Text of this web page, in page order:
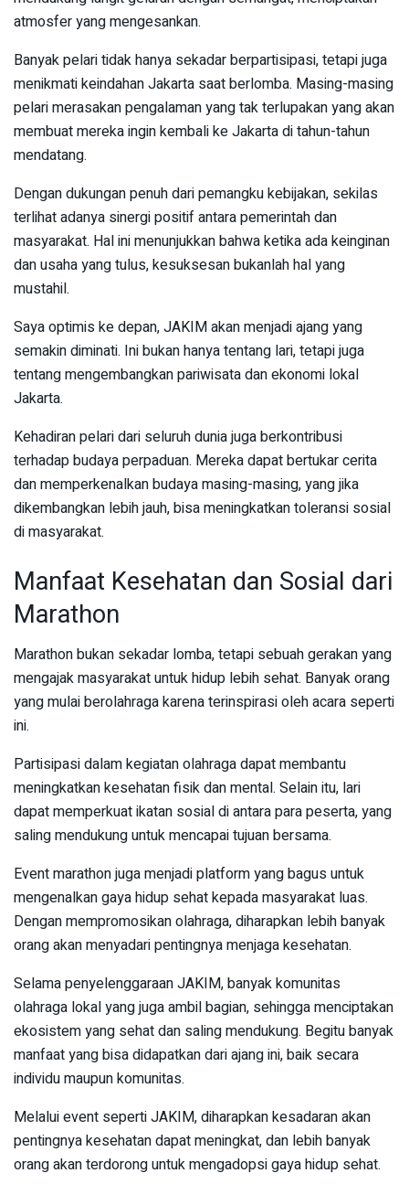
atmosfer yang mengesankan.
Banyak pelari tidak hanya sekadar berpartisipasi, tetapi juga
menikmati keindahan Jakarta saat berlomba. Masing-masing
pelari merasakan pengalaman yang tak terlupakan yang akan
membuat mereka ingin kembali ke Jakarta di tahun-tahun
mendatang.
Dengan dukungan penuh dari pemangku kebijakan, sekilas
terlihat adanya sinergi positif antara pemerintah dan
masyarakat. Hal ini menunjukkan bahwa ketika ada keinginan
dan usaha yang tulus, kesuksesan bukanlah hal yang
mustahil.
Saya optimis ke depan, JAKIM akan menjadi ajang yang
semakin diminati. Ini bukan hanya tentang lari, tetapi juga
tentang mengembangkan pariwisata dan ekonomi lokal
Jakarta.
Kehadiran pelari dari seluruh dunia juga berkontribusi
terhadap budaya perpaduan. Mereka dapat bertukar cerita
dan memperkenalkan budaya masing-masing, yang jika
dikembangkan lebih jauh, bisa meningkatkan toleransi sosial
di masyarakat.
Manfaat Kesehatan dan Sosial dari
Marathon
Marathon bukan sekadar lomba, tetapi sebuah gerakan yang
mengajak masyarakat untuk hidup lebih sehat. Banyak orang
yang mulai berolahraga karena terinspirasi oleh acara seperti
ini.
Partisipasi dalam kegiatan olahraga dapat membantu
meningkatkan kesehatan fisik dan mental. Selain itu, lari
dapat memperkuat ikatan sosial di antara para peserta, yang
saling mendukung untuk mencapai tujuan bersama.
Event marathon juga menjadi platform yang bagus untuk
mengenalkan gaya hidup sehat kepada masyarakat luas.
Dengan mempromosikan olahraga, diharapkan lebih banyak
orang akan menyadari pentingnya menjaga kesehatan.
Selama penyelenggaraan JAKIM, banyak komunitas
olahraga lokal yang juga ambil bagian, sehingga menciptakan
ekosistem yang sehat dan saling mendukung. Begitu banyak
manfaat yang bisa didapatkan dari ajang ini, baik secara
individu maupun komunitas.
Melalui event seperti JAKIM, diharapkan kesadaran akan
pentingnya kesehatan dapat meningkat, dan lebih banyak
orang akan terdorong untuk mengadopsi gaya hidup sehat.